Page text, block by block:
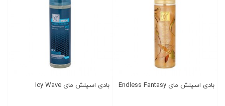
بادی اسپلش مای Endless Fantasy بادی اسپلش مای Icy Wave